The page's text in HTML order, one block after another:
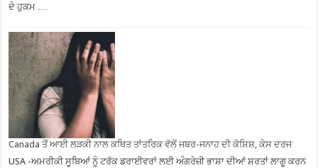
ਦੇ ਹੁਕਮ …
Canada ਤੋਂ ਆਈ ਲੜਕੀ ਨਾਲ ਕਥਿਤ ਤਾਂਤਰਿਕ ਵੱਲੋਂ ਜਬਰ-ਜਨਾਹ ਦੀ ਕੋਸ਼ਿਸ਼, ਕੇਸ ਦਰਜ
USA -ਅਮਰੀਕੀ ਸੂਬਿਆਂ ਨੂੰ ਟਰੱਕ ਡਰਾਈਵਰਾਂ ਲਈ ਅੰਗਰੇਜ਼ੀ ਭਾਸ਼ਾ ਦੀਆਂ ਸ਼ਰਤਾਂ ਲਾਗੂ ਕਰਨ